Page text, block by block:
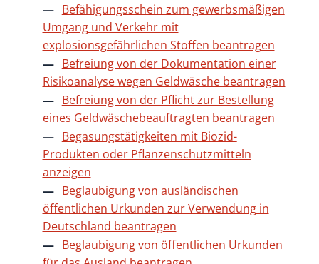
Befähigungsschein zum gewerbsmäßigen
Umgang und Verkehr mit
explosionsgefährlichen Stoffen beantragen
Befreiung von der Dokumentation einer
Risikoanalyse wegen Geldwäsche beantragen
Befreiung von der Pflicht zur Bestellung
eines Geldwäschebeauftragten beantragen
Begasungstätigkeiten mit Biozid-
Produkten oder Pflanzenschutzmitteln
anzeigen
Beglaubigung von ausländischen
öffentlichen Urkunden zur Verwendung in
Deutschland beantragen
Beglaubigung von öffentlichen Urkunden